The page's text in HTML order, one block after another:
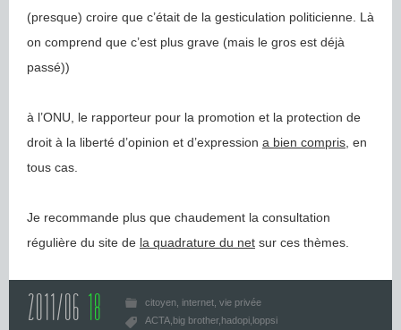
(presque) croire que c’était de la gesticulation politicienne. Là
on comprend que c’est plus grave (mais le gros est déjà
passé))
à l’ONU, le rapporteur pour la promotion et la protection de
droit à la liberté d’opinion et d’expression a bien compris , en
tous cas.
Je recommande plus que chaudement la consultation
régulière du site de la quadrature du net sur ces thèmes.
2011/06 18 citoyen internet vie privée
ACTA big brother hadopi loppsi